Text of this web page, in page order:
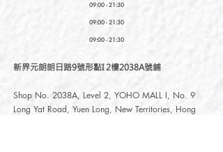
09:00 - 21:30
09:00 - 21:30
09:00 - 21:30
新界元朗朗日路9號形點I 2樓2038A號舖
Shop No. 2038A, Level 2, YOHO MALL I, No. 9
Long Yat Road, Yuen Long, New Territories, Hong